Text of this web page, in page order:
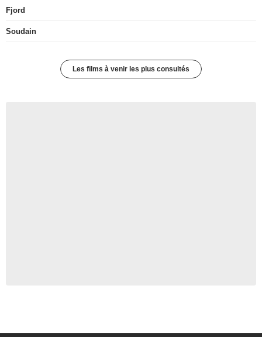
Fjord
Soudain
Les films à venir les plus consultés